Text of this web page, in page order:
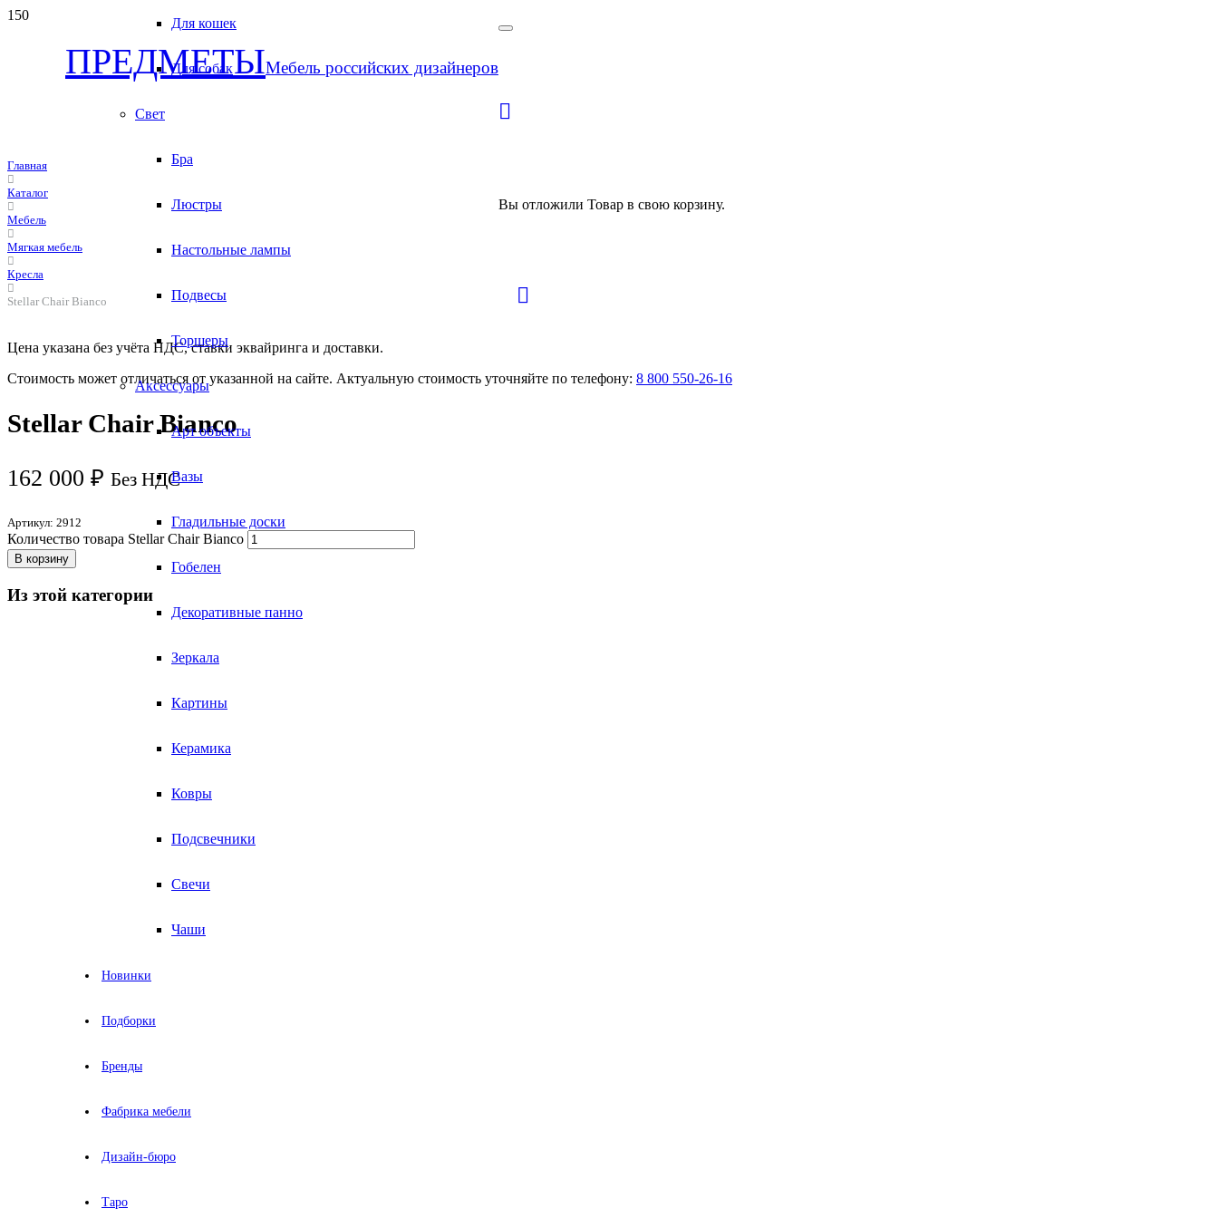
ПРЕДМЕТЫМебель российских дизайнеров
Вы отложили Товар в свою корзину.
Для кошек
Для собак
Свет
Бра
Люстры
Настольные лампы
Подвесы
Торшеры
Аксессуары
Арт объекты
Вазы
Гладильные доски
Гобелен
Декоративные панно
Зеркала
Картины
Керамика
Ковры
Подсвечники
Свечи
Чаши
Новинки
Подборки
Бренды
Фабрика мебели
Дизайн-бюро
Таро
Главная
Каталог
Мебель
Мягкая мебель
Кресла
Stellar Chair Bianco
Цена указана без учёта НДС, ставки эквайринга и доставки.
Стоимость может отличаться от указанной на сайте. Актуальную стоимость уточняйте по телефону: 8 800 550-26-16
Stellar Chair Bianco
162 000 ₽ Без НДС
Артикул: 2912
Количество товара Stellar Chair Bianco
В корзину
Из этой категории